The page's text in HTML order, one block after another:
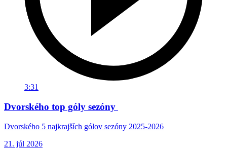
3:31
Dvorského top góly sezóny
Dvorského 5 najkrajších gólov sezóny 2025-2026
21. júl 2026